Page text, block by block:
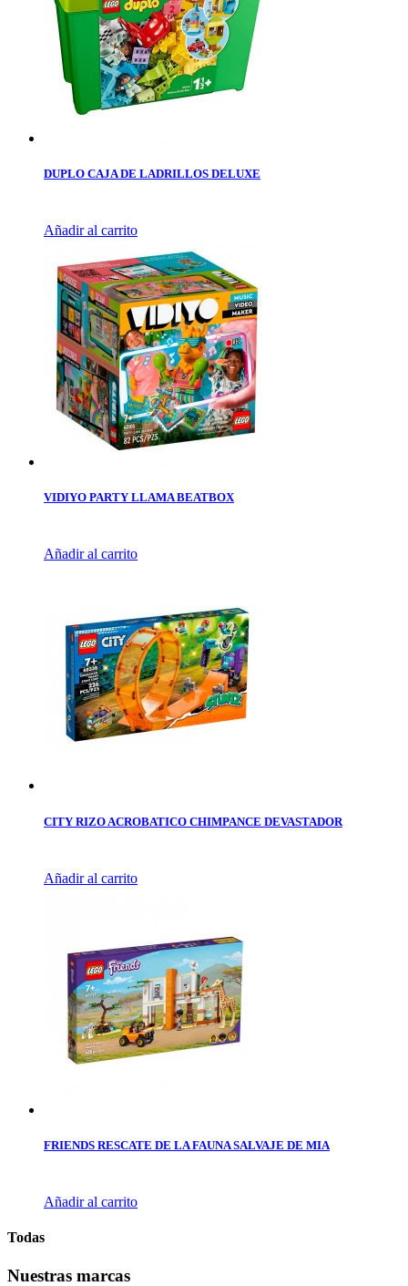
DUPLO CAJA DE LADRILLOS DELUXE
Añadir al carrito
VIDIYO PARTY LLAMA BEATBOX
Añadir al carrito
CITY RIZO ACROBATICO CHIMPANCE DEVASTADOR
Añadir al carrito
FRIENDS RESCATE DE LA FAUNA SALVAJE DE MIA
Añadir al carrito
Todas
Nuestras marcas